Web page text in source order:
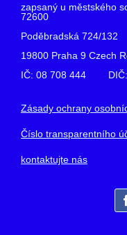
zapsaný u městského
72600
Poděbradská 724/132
19800 Praha 9 Czech
IČ: 08 708 444
Zásady ochrany
Číslo transparentního
kontaktujte nás